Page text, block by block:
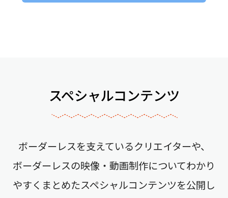
スペシャルコンテンツ
ボーダーレスを支えているクリエイターや、
ボーダーレスの映像・動画制作についてわかり
やすくまとめたスペシャルコンテンツを公開し